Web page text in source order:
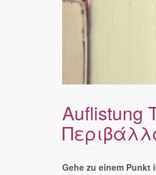
Auflistung
Gehe zu einem Punkt